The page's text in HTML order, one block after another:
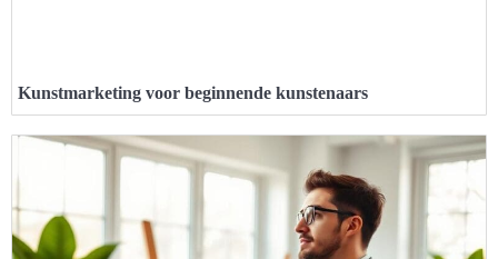
Kunstmarketing voor beginnende kunstenaars